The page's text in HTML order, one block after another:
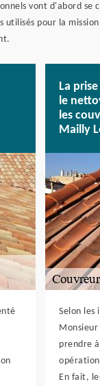
vont d'abord
pour la
La
le
les
Mailly
Selon les
Monsieur
prendre
En fait,